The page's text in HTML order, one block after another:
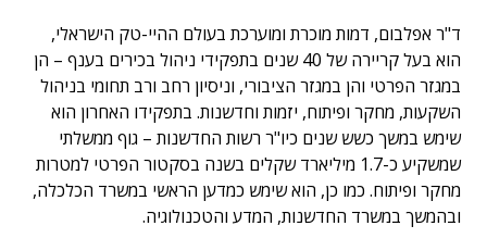
ד"ר אפלבום, דמות מוכרת ומוערכת בעולם ההיי-טק הישראלי,
הוא בעל קריירה של 40 שנים בתפקידי ניהול בכירים בענף – הן
במגזר הפרטי והן במגזר הציבורי, וניסיון רחב ורב תחומי בניהול
השקעות, מחקר ופיתוח, יזמות וחדשנות. בתפקידו האחרון הוא
שימש במשך כשש שנים כיו"ר רשות החדשנות – גוף ממשלתי
שמשקיע כ-1.7 מיליארד שקלים בשנה בסקטור הפרטי למטרות
מחקר ופיתוח. כמו כן, הוא שימש כמדען הראשי במשרד הכלכלה,
ובהמשך במשרד החדשנות, המדע והטכנולוגיה.